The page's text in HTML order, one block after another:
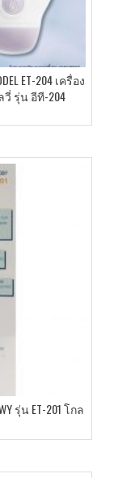
ET-204 เครื่อง
รุ่น อีที-204
รุ่น ET-201 โกล